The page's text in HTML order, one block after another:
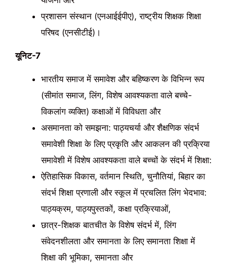
प्रशासन संस्थान (एनआईईपीए), राष्ट्रीय शिक्षक शिक्षा
परिषद (एनसीटीई)।
यूनिट-7
भारतीय समाज में समावेश और बहिष्करण के विभिन्न रूप
(सीमांत समाज, लिंग, विशेष आवश्यकता वाले बच्चे-
विकलांग व्यक्ति) कक्षाओं में विविधता और
असमानता को समझना: पाठ्यचर्या और शैक्षणिक संदर्भ
समावेशी शिक्षा के लिए प्रकृति और आकलन की प्रक्रिया
समावेशी में विशेष आवश्यकता वाले बच्चों के संदर्भ में शिक्षा:
ऐतिहासिक विकास, वर्तमान स्थिति, चुनौतियां, बिहार का
संदर्भ शिक्षा प्रणाली और स्कूल में प्रचलित लिंग भेदभाव:
पाठ्यक्रम, पाठ्यपुस्तकों, कक्षा प्रक्रियाओं,
छात्र-शिक्षक बातचीत के विशेष संदर्भ में, लिंग
संवेदनशीलता और समानता के लिए समानता शिक्षा में
शिक्षा की भूमिका, समानता और